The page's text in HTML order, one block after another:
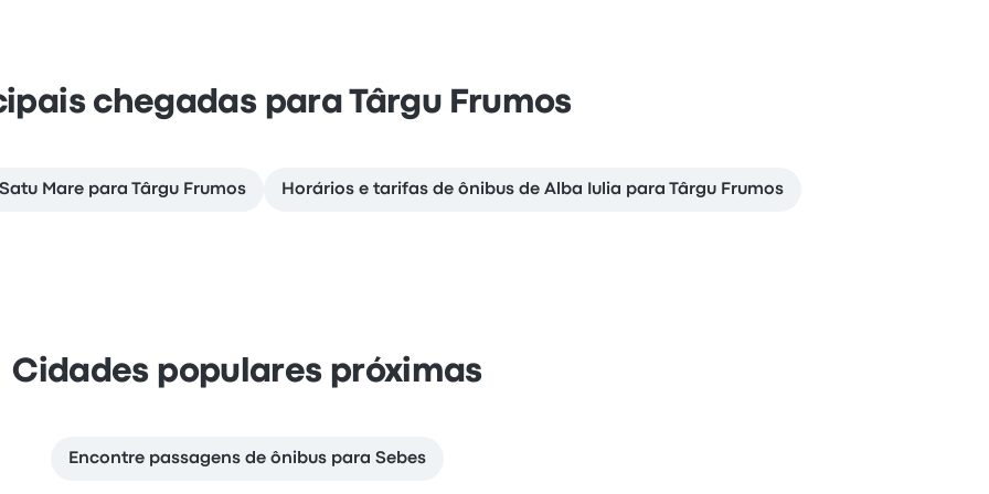
chegadas para Târgu Frumos
Mare para Târgu Frumos Horários e tarifas de ônibus de Alba Iulia para Târgu Frumos
Cidades populares próximas
Encontre passagens de ônibus para Sebes